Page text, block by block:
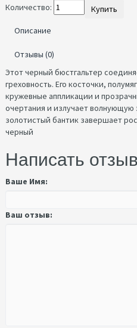
Количество:
Купить
Описание
Отзывы (0)
Этот черный бюстгальтер
греховность. Его косточки,
кружевные аппликации и
очертания и излучает волнующую
золотистый бантик завершает
черный
Написать отзыв
Ваше Имя:
Ваш отзыв: